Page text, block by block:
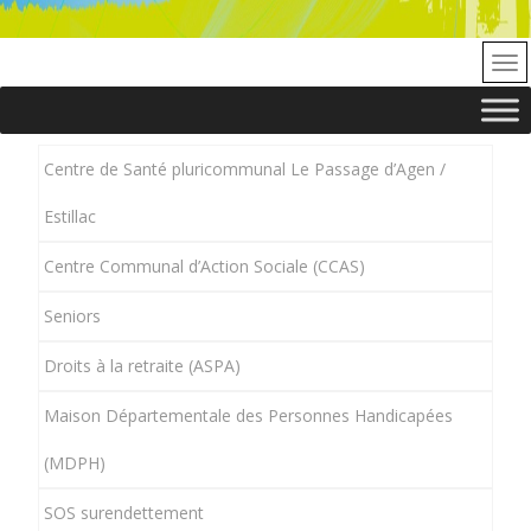
Centre de Santé pluricommunal Le Passage d’Agen /
Estillac
Centre Communal d’Action Sociale (CCAS)
Seniors
Droits à la retraite (ASPA)
Maison Départementale des Personnes Handicapées
(MDPH)
SOS surendettement